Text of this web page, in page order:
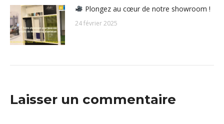
Plongez au cœur de notre showroom !
24 février 2025
Laisser un commentaire